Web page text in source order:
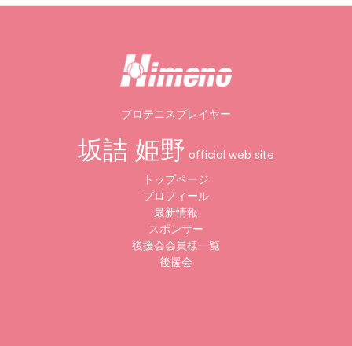
プロテニスプレイヤー
坂詰 姫野 official web site
トップページ
プロフィール
最新情報
スポンサー
後援会会員様一覧
後援会